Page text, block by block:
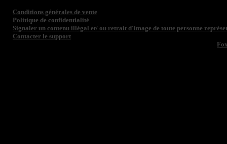
Conditions générales de vente
Politique de confidentialité
Signaler un contenu illégal et/ ou retrait d'image de toute personne
Contacter le support